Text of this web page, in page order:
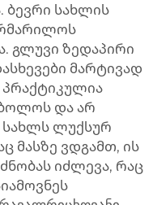
ბევრი სახლის
გლუვი ზედაპირი
მარტივად
პრაქტიკულია
და არ
სახლს ლუქსურ
მასზე ვდგამთ, ის
იძლევა, რაც